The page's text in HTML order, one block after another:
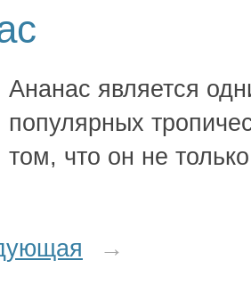
Ананас является
популярных
том, что он не
→